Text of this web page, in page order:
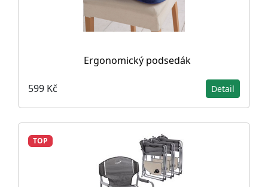
Ergonomický podsedák
599 Kč Detail
TOP